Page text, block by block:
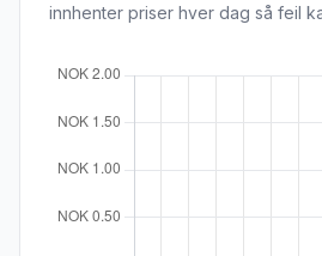
innhenter priser hver dag så feil